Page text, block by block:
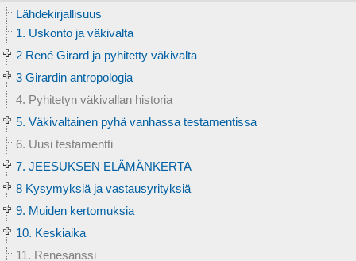
Lähdekirjallisuus
1. Uskonto ja väkivalta
2 René Girard ja pyhitetty väkivalta
3 Girardin antropologia
4. Pyhitetyn väkivallan historia
5. Väkivaltainen pyhä vanhassa testamentissa
6. Uusi testamentti
7. JEESUKSEN ELÄMÄNKERTA
8 Kysymyksiä ja vastausyrityksiä
9. Muiden kertomuksia
10. Keskiaika
11. Renesanssi